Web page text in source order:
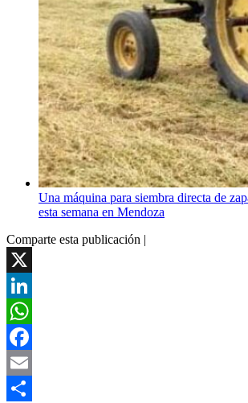
Una máquina para siembra directa de
esta semana en Mendoza
Comparte esta publicación |
X
LinkedIn
WhatsApp
Facebook
Email